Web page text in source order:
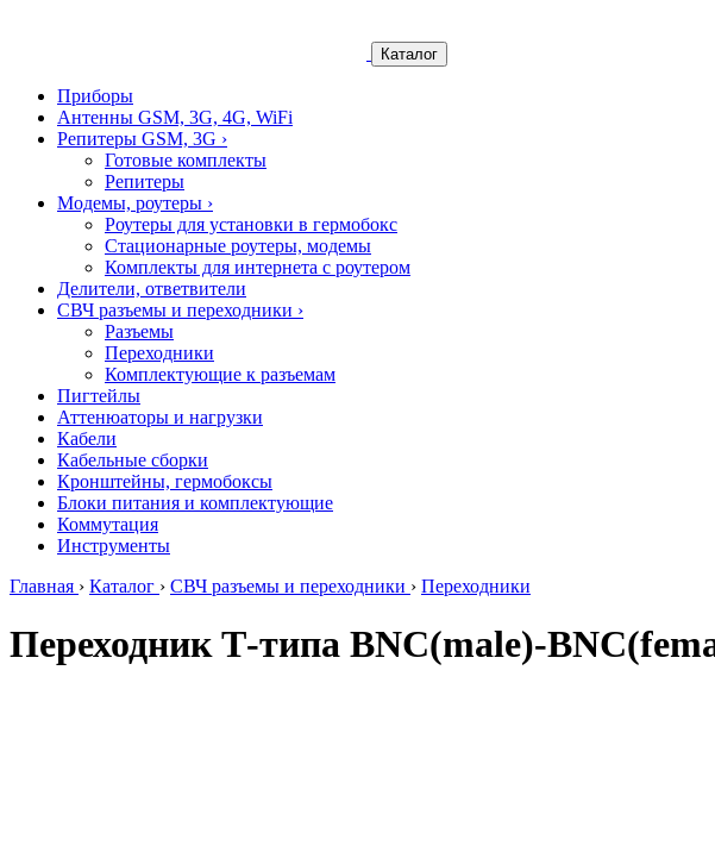
Каталог
Приборы
Антенны GSM, 3G, 4G, WiFi
Репитеры GSM, 3G ›
Готовые комплекты
Репитеры
Модемы, роутеры ›
Роутеры для установки в гермобокс
Стационарные роутеры, модемы
Комплекты для интернета с роутером
Делители, ответвители
СВЧ разъемы и переходники ›
Разъемы
Переходники
Комплектующие к разъемам
Пигтейлы
Аттенюаторы и нагрузки
Кабели
Кабельные сборки
Кронштейны, гермобоксы
Блоки питания и комплектующие
Коммутация
Инструменты
Главная › Каталог › СВЧ разъемы и переходники › Переходники
Переходник Т-типа BNC(male)-